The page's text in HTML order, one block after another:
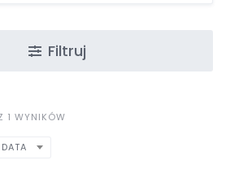
Filtruj
1 WYNIKÓW
DATA